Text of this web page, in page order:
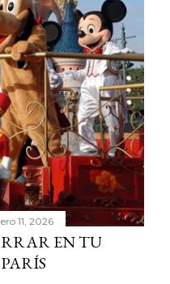
11, 2026
EN TU